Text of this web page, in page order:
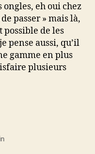
ongles, eh oui chez
passer » mais là,
possible de les
pense aussi, qu’il
gamme en plus
plusieurs